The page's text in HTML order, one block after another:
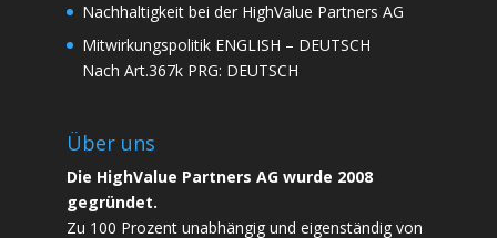
Nachhaltigkeit bei der HighValue Partners AG
Mitwirkungspolitik ENGLISH – DEUTSCH
Nach Art.367k PRG: DEUTSCH
Über uns
Die HighValue Partners AG wurde 2008
gegründet.
Zu 100 Prozent unabhängig und eigenständig von